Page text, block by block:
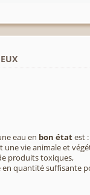
eau en bon étatest :
une vie animale et
produits toxiques,
quantité suffisante